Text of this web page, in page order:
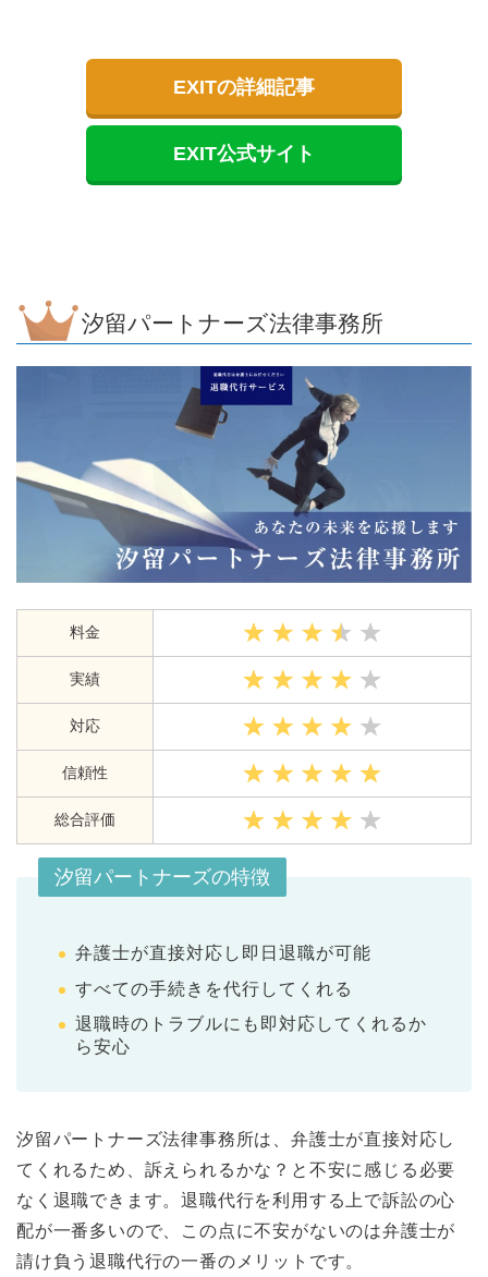
EXITの詳細記事
EXIT公式サイト
汐留パートナーズ法律事務所
料金
実績
対応
信頼性
総合評価
汐留パートナーズの特徴
弁護士が直接対応し即日退職が可能
すべての手続きを代行してくれる
退職時のトラブルにも即対応してくれるか
ら安心
汐留パートナーズ法律事務所は、弁護士が直接対応し
てくれるため、訴えられるかな？と不安に感じる必要
なく退職できます。退職代行を利用する上で訴訟の心
配が一番多いので、この点に不安がないのは弁護士が
請け負う退職代行の一番のメリットです。